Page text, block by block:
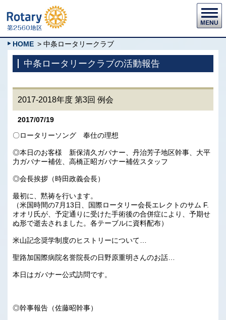
HOME > 中条ロータリークラブ
中条ロータリークラブの活動報告
2017-2018年度 第3回 例会
2017/07/19
〇ロータリーソング 奉仕の理想
◎本日のお客様 新保清久ガバナー、丹治芳子地区幹事、大平
力ガバナー補佐、高橋正昭ガバナー補佐スタッフ
◎会長挨拶（時田政義会長）
最初に、黙祷を行います。
（米国時間の7月13日、国際ロータリー会長エレクトのサム F.
オオリ氏が、予定通りに受けた手術後の合併症により、予期せ
ぬ形で逝去されました。各テーブルに資料配布）
米山記念奨学制度のヒストリーについて…
聖路加国際病院名誉院長の日野原重明さんのお話…
本日はガバナー公式訪問です。
◎幹事報告（佐藤昭幹事）